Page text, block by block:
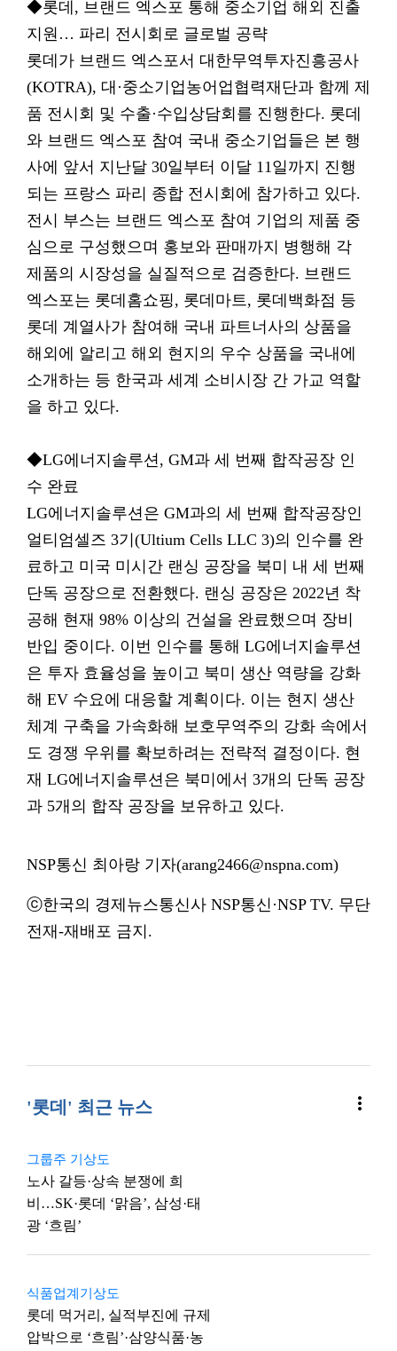
◆롯데, 브랜드 엑스포 통해 중소기업 해외 진출
지원… 파리 전시회로 글로벌 공략
롯데가 브랜드 엑스포서 대한무역투자진흥공사
(KOTRA), 대·중소기업농어업협력재단과 함께 제
품 전시회 및 수출·수입상담회를 진행한다. 롯데
와 브랜드 엑스포 참여 국내 중소기업들은 본 행
사에 앞서 지난달 30일부터 이달 11일까지 진행
되는 프랑스 파리 종합 전시회에 참가하고 있다.
전시 부스는 브랜드 엑스포 참여 기업의 제품 중
심으로 구성했으며 홍보와 판매까지 병행해 각
제품의 시장성을 실질적으로 검증한다. 브랜드
엑스포는 롯데홈쇼핑, 롯데마트, 롯데백화점 등
롯데 계열사가 참여해 국내 파트너사의 상품을
해외에 알리고 해외 현지의 우수 상품을 국내에
소개하는 등 한국과 세계 소비시장 간 가교 역할
을 하고 있다.
◆LG에너지솔루션, GM과 세 번째 합작공장 인
수 완료
LG에너지솔루션은 GM과의 세 번째 합작공장인
얼티엄셀즈 3기(Ultium Cells LLC 3)의 인수를 완
료하고 미국 미시간 랜싱 공장을 북미 내 세 번째
단독 공장으로 전환했다. 랜싱 공장은 2022년 착
공해 현재 98% 이상의 건설을 완료했으며 장비
반입 중이다. 이번 인수를 통해 LG에너지솔루션
은 투자 효율성을 높이고 북미 생산 역량을 강화
해 EV 수요에 대응할 계획이다. 이는 현지 생산
체계 구축을 가속화해 보호무역주의 강화 속에서
도 경쟁 우위를 확보하려는 전략적 결정이다. 현
재 LG에너지솔루션은 북미에서 3개의 단독 공장
과 5개의 합작 공장을 보유하고 있다.
NSP통신 최아랑 기자(arang2466@nspna.com)
ⓒ한국의 경제뉴스통신사 NSP통신·NSP TV. 무단
전재-재배포 금지.
'롯데' 최근 뉴스 more_vert
그룹주 기상도
노사 갈등·상속 분쟁에 희
비…SK·롯데 ‘맑음’, 삼성·태
광 ‘흐림’
식품업계기상도
롯데 먹거리, 실적부진에 규제
압박으로 ‘흐림’·삼양식품·농